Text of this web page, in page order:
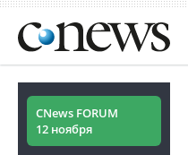
CNews FORUM
12 ноября